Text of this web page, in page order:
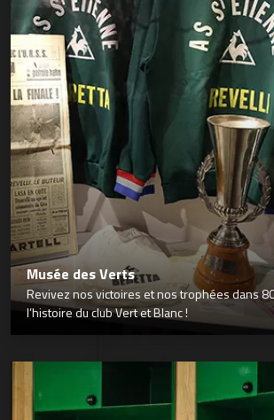
Musée des Verts
Revivez nos victoires et nos trophées dans
l’histoire du club Vert et Blanc !